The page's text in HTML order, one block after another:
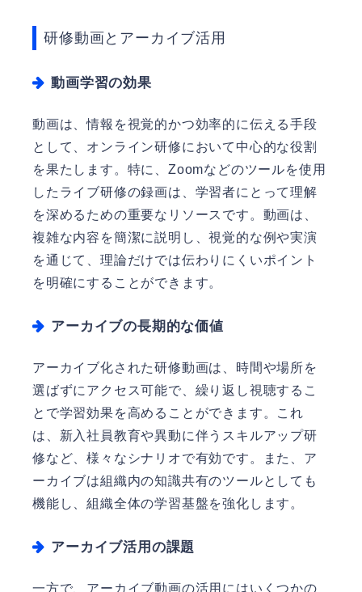
研修動画とアーカイブ活用
動画学習の効果
動画は、情報を視覚的かつ効率的に伝える手段
として、オンライン研修において中心的な役割
を果たします。特に、Zoomなどのツールを使用
したライブ研修の録画は、学習者にとって理解
を深めるための重要なリソースです。動画は、
複雑な内容を簡潔に説明し、視覚的な例や実演
を通じて、理論だけでは伝わりにくいポイント
を明確にすることができます。
アーカイブの長期的な価値
アーカイブ化された研修動画は、時間や場所を
選ばずにアクセス可能で、繰り返し視聴するこ
とで学習効果を高めることができます。これ
は、新入社員教育や異動に伴うスキルアップ研
修など、様々なシナリオで有効です。また、ア
ーカイブは組織内の知識共有のツールとしても
機能し、組織全体の学習基盤を強化します。
アーカイブ活用の課題
一方で、アーカイブ動画の活用にはいくつかの